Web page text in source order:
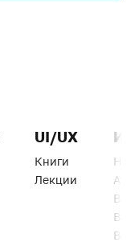
UI/UX
Книги
Лекции
Веб